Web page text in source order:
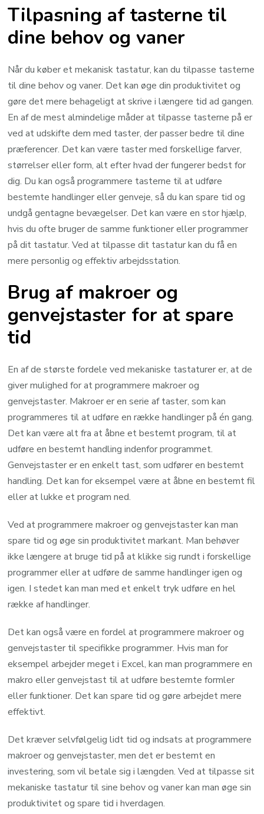
Tilpasning af tasterne til
dine behov og vaner
Når du køber et mekanisk tastatur, kan du tilpasse tasterne
til dine behov og vaner. Det kan øge din produktivitet og
gøre det mere behageligt at skrive i længere tid ad gangen.
En af de mest almindelige måder at tilpasse tasterne på er
ved at udskifte dem med taster, der passer bedre til dine
præferencer. Det kan være taster med forskellige farver,
størrelser eller form, alt efter hvad der fungerer bedst for
dig. Du kan også programmere tasterne til at udføre
bestemte handlinger eller genveje, så du kan spare tid og
undgå gentagne bevægelser. Det kan være en stor hjælp,
hvis du ofte bruger de samme funktioner eller programmer
på dit tastatur. Ved at tilpasse dit tastatur kan du få en
mere personlig og effektiv arbejdsstation.
Brug af makroer og
genvejstaster for at spare
tid
En af de største fordele ved mekaniske tastaturer er, at de
giver mulighed for at programmere makroer og
genvejstaster. Makroer er en serie af taster, som kan
programmeres til at udføre en række handlinger på én gang.
Det kan være alt fra at åbne et bestemt program, til at
udføre en bestemt handling indenfor programmet.
Genvejstaster er en enkelt tast, som udfører en bestemt
handling. Det kan for eksempel være at åbne en bestemt fil
eller at lukke et program ned.
Ved at programmere makroer og genvejstaster kan man
spare tid og øge sin produktivitet markant. Man behøver
ikke længere at bruge tid på at klikke sig rundt i forskellige
programmer eller at udføre de samme handlinger igen og
igen. I stedet kan man med et enkelt tryk udføre en hel
række af handlinger.
Det kan også være en fordel at programmere makroer og
genvejstaster til specifikke programmer. Hvis man for
eksempel arbejder meget i Excel, kan man programmere en
makro eller genvejstast til at udføre bestemte formler
eller funktioner. Det kan spare tid og gøre arbejdet mere
effektivt.
Det kræver selvfølgelig lidt tid og indsats at programmere
makroer og genvejstaster, men det er bestemt en
investering, som vil betale sig i længden. Ved at tilpasse sit
mekaniske tastatur til sine behov og vaner kan man øge sin
produktivitet og spare tid i hverdagen.